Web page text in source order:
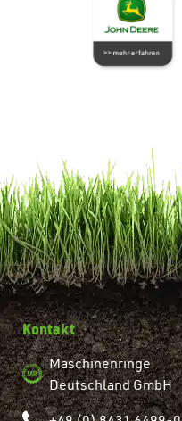
Kontakt
Maschinenringe
Deutschland GmbH